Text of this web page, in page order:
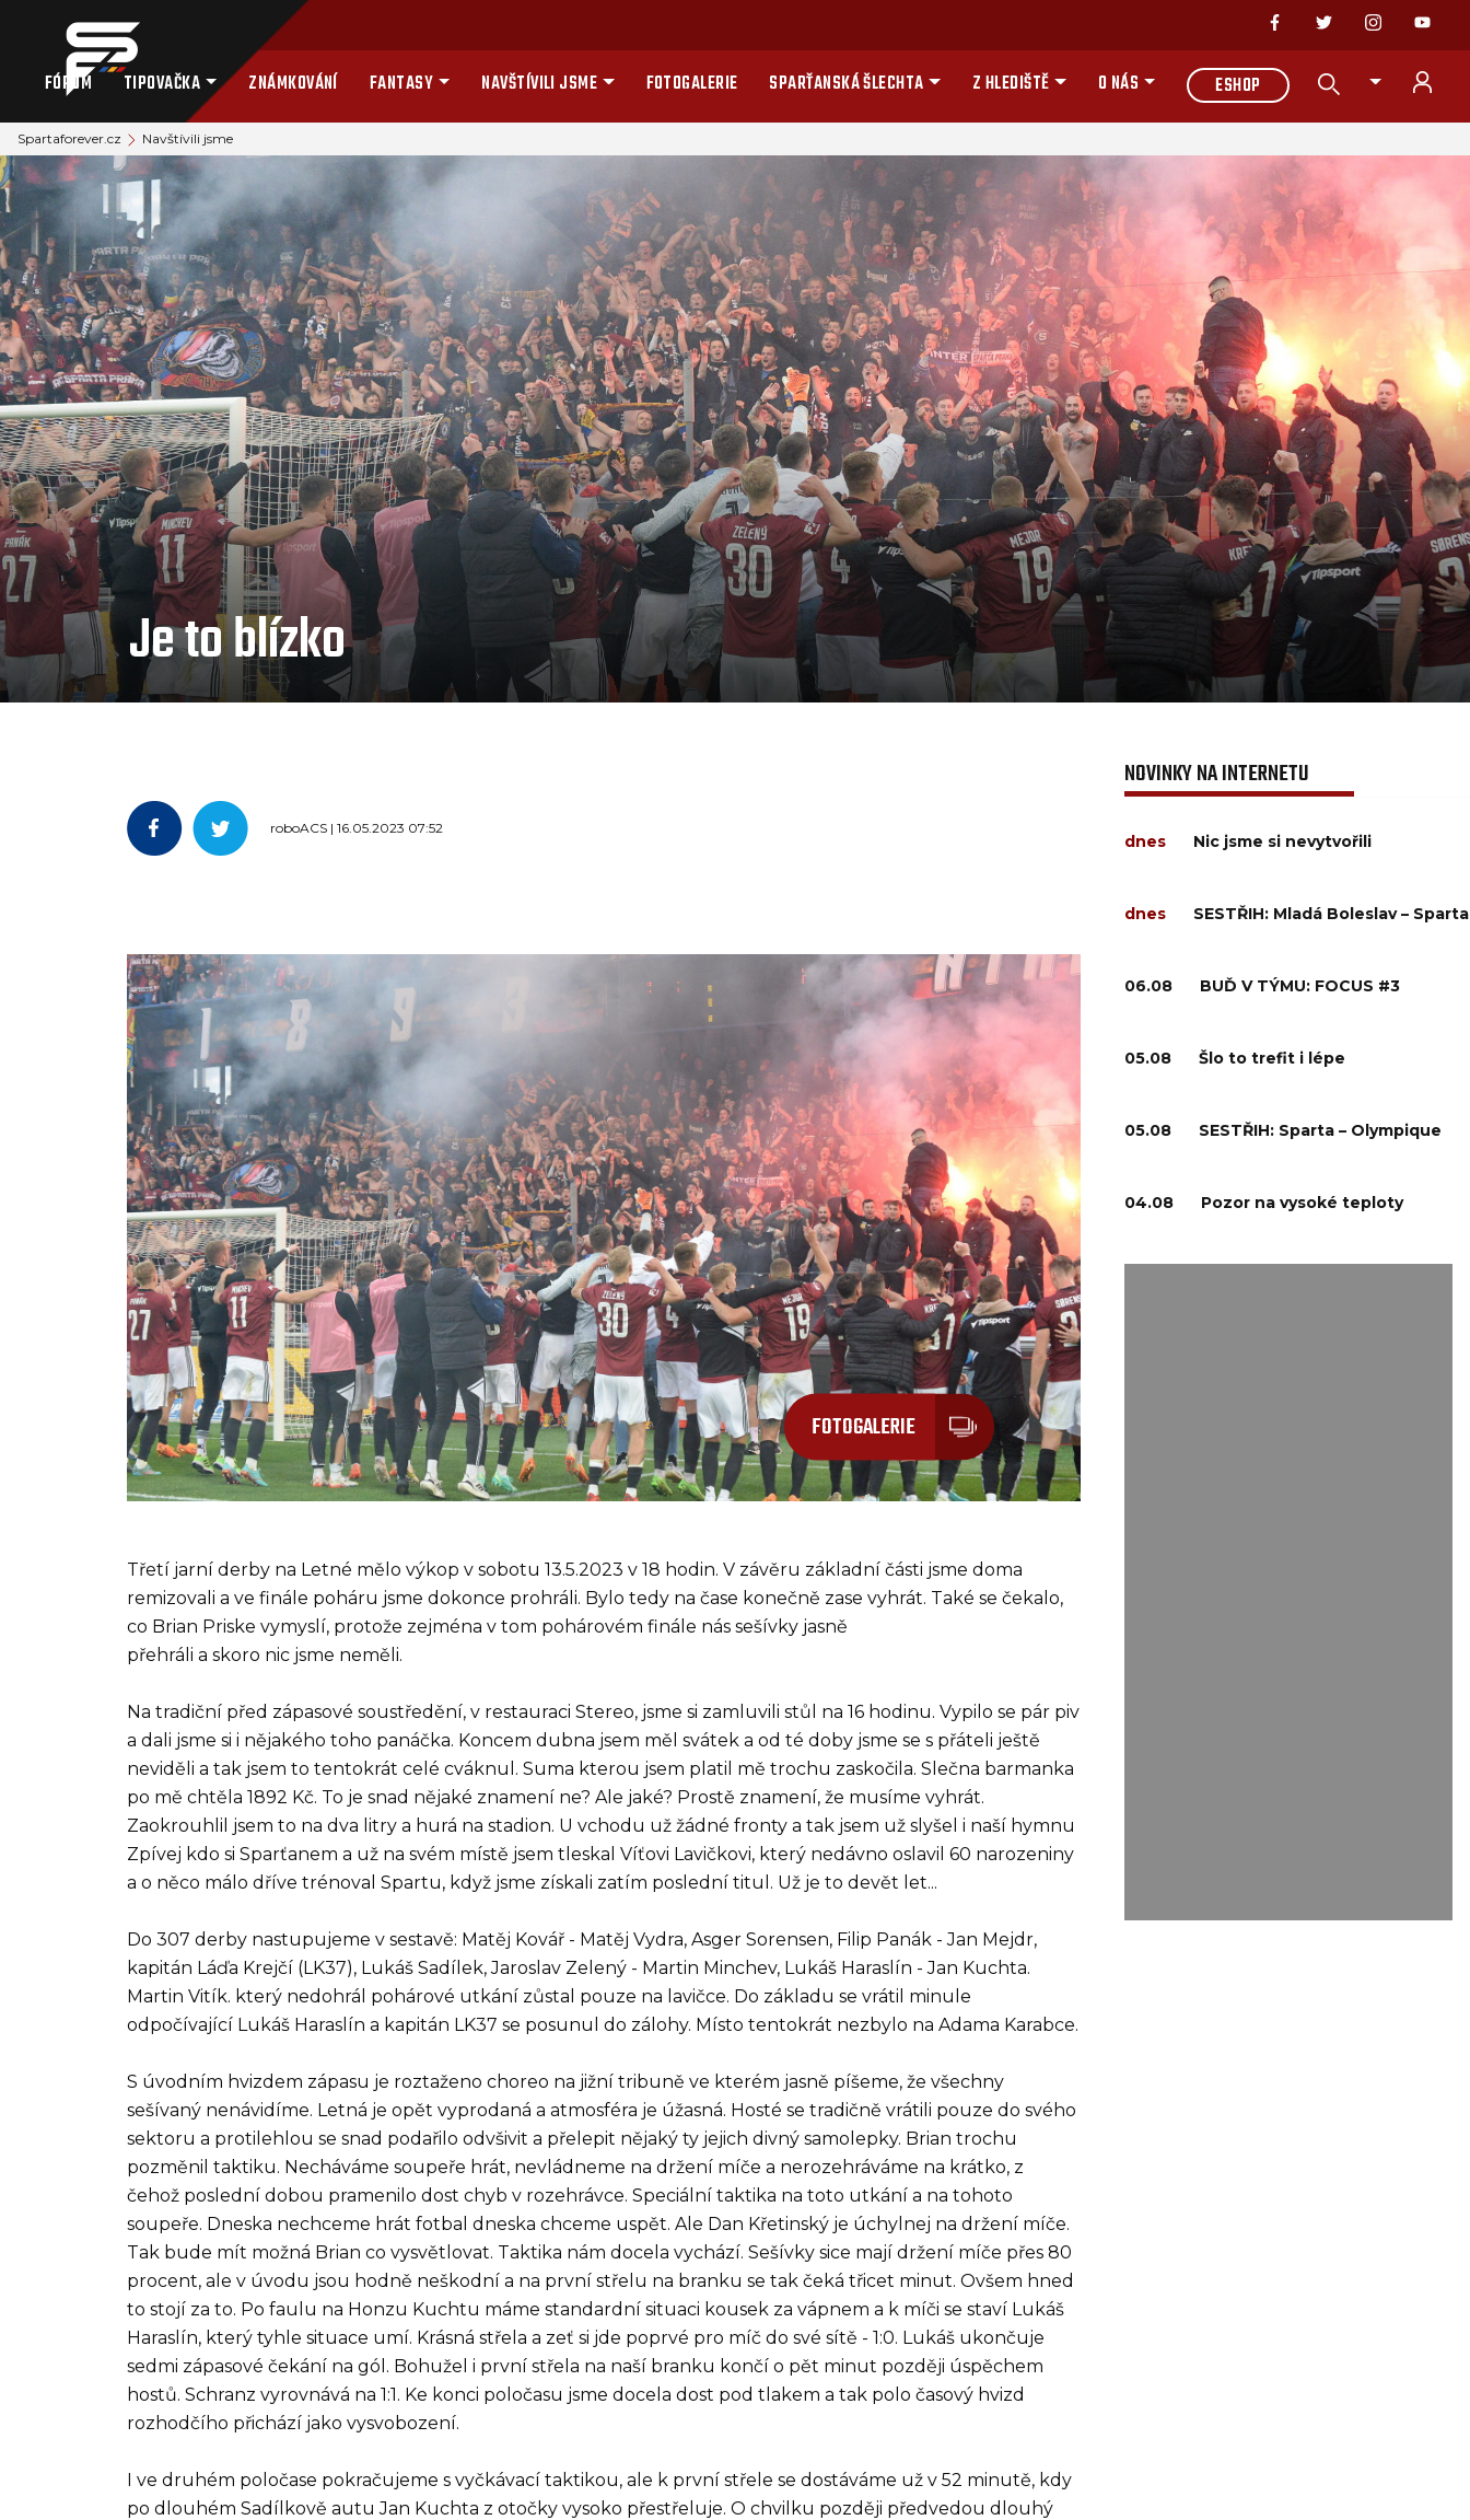
FÓRUM TIPOVAČKA ZNÁMKOVÁNÍ FANTASY NAVŠTÍVILI JSME FOTOGALERIE SPARŤANSKÁ ŠLECHTA Z HLEDIŠTĚ O NÁS ESHOP
Spartaforever.cz Navštívili jsme
Je to blízko
roboACS | 16.05.2023 07:52
FOTOGALERIE
Třetí jarní derby na Letné mělo výkop v sobotu 13.5.2023 v 18 hodin. V závěru základní části jsme doma
remizovali a ve finále poháru jsme dokonce prohráli. Bylo tedy na čase konečně zase vyhrát. Také se čekalo,
co Brian Priske vymyslí, protože zejména v tom pohárovém finále nás sešívky jasně
přehráli a skoro nic jsme neměli.
Na tradiční před zápasové soustředění, v restauraci Stereo, jsme si zamluvili stůl na 16 hodinu. Vypilo se pár piv
a dali jsme si i nějakého toho panáčka. Koncem dubna jsem měl svátek a od té doby jsme se s přáteli ještě
neviděli a tak jsem to tentokrát celé cváknul. Suma kterou jsem platil mě trochu zaskočila. Slečna barmanka
po mě chtěla 1892 Kč. To je snad nějaké znamení ne? Ale jaké? Prostě znamení, že musíme vyhrát.
Zaokrouhlil jsem to na dva litry a hurá na stadion. U vchodu už žádné fronty a tak jsem už slyšel i naší hymnu
Zpívej kdo si Sparťanem a už na svém místě jsem tleskal Víťovi Lavičkovi, který nedávno oslavil 60 narozeniny
a o něco málo dříve trénoval Spartu, když jsme získali zatím poslední titul. Už je to devět let...
Do 307 derby nastupujeme v sestavě: Matěj Kovář - Matěj Vydra, Asger Sorensen, Filip Panák - Jan Mejdr,
kapitán Láďa Krejčí (LK37), Lukáš Sadílek, Jaroslav Zelený - Martin Minchev, Lukáš Haraslín - Jan Kuchta.
Martin Vitík. který nedohrál pohárové utkání zůstal pouze na lavičce. Do základu se vrátil minule
odpočívající Lukáš Haraslín a kapitán LK37 se posunul do zálohy. Místo tentokrát nezbylo na Adama Karabce.
S úvodním hvizdem zápasu je roztaženo choreo na jižní tribuně ve kterém jasně píšeme, že všechny
sešívaný nenávidíme. Letná je opět vyprodaná a atmosféra je úžasná. Hosté se tradičně vrátili pouze do svého
sektoru a protilehlou se snad podařilo odvšivit a přelepit nějaký ty jejich divný samolepky. Brian trochu
pozměnil taktiku. Necháváme soupeře hrát, nevládneme na držení míče a nerozehráváme na krátko, z
čehož poslední dobou pramenilo dost chyb v rozehrávce. Speciální taktika na toto utkání a na tohoto
soupeře. Dneska nechceme hrát fotbal dneska chceme uspět. Ale Dan Křetinský je úchylnej na držení míče.
Tak bude mít možná Brian co vysvětlovat. Taktika nám docela vychází. Sešívky sice mají držení míče přes 80
procent, ale v úvodu jsou hodně neškodní a na první střelu na branku se tak čeká třicet minut. Ovšem hned
to stojí za to. Po faulu na Honzu Kuchtu máme standardní situaci kousek za vápnem a k míči se staví Lukáš
Haraslín, který tyhle situace umí. Krásná střela a zeť si jde poprvé pro míč do své sítě - 1:0. Lukáš ukončuje
sedmi zápasové čekání na gól. Bohužel i první střela na naší branku končí o pět minut později úspěchem
hostů. Schranz vyrovnává na 1:1. Ke konci poločasu jsme docela dost pod tlakem a tak polo časový hvizd
rozhodčího přichází jako vysvobození.
I ve druhém poločase pokračujeme s vyčkávací taktikou, ale k první střele se dostáváme už v 52 minutě, kdy
po dlouhém Sadílkově autu Jan Kuchta z otočky vysoko přestřeluje. O chvilku později předvedou dlouhý
NOVINKY NA INTERNETU
dnes Nic jsme si nevytvořili
dnes SESTŘIH: Mladá Boleslav – Sparta
06.08 BUĎ V TÝMU: FOCUS #3
05.08 Šlo to trefit i lépe
05.08 SESTŘIH: Sparta – Olympique
04.08 Pozor na vysoké teploty